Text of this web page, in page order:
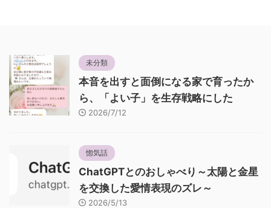
未分類
本音を出すと面倒になる家で育ったか
ら、「よい子」を生存戦略にした
2026/7/12
惚気話
ChatGPTとのおしゃべり～太陽と金星
を交換した愛情表現のズレ～
2026/5/13